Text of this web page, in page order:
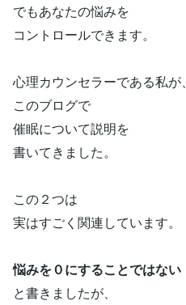
でもあなたの悩みを
コントロールできます。
心理カウンセラーである私が、
このブログで
催眠について説明を
書いてきました。
この２つは
実はすごく関連しています。
悩みを０にすることではない
と書きましたが、